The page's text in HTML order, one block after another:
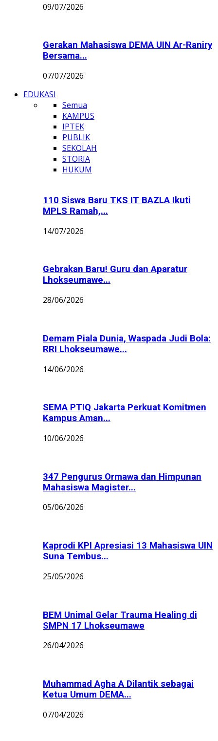
09/07/2026
Gerakan Mahasiswa DEMA UIN Ar-Raniry
Bersama...
07/07/2026
EDUKASI
Semua
KAMPUS
IPTEK
PUBLIK
SEKOLAH
STORIA
HUKUM
110 Siswa Baru TKS IT BAZLA Ikuti
MPLS Ramah,...
14/07/2026
Gebrakan Baru! Guru dan Aparatur
Lhokseumawe...
28/06/2026
Demam Piala Dunia, Waspada Judi Bola:
RRI Lhokseumawe...
14/06/2026
SEMA PTIQ Jakarta Perkuat Komitmen
Kampus Aman...
10/06/2026
347 Pengurus Ormawa dan Himpunan
Mahasiswa Magister...
05/06/2026
Kaprodi KPI Apresiasi 13 Mahasiswa UIN
Suna Tembus...
25/05/2026
BEM Unimal Gelar Trauma Healing di
SMPN 17 Lhokseumawe
26/04/2026
Muhammad Agha A Dilantik sebagai
Ketua Umum DEMA...
07/04/2026